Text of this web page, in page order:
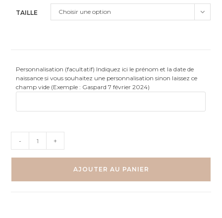
TAILLE Choisir une option
Personnalisation (facultatif) Indiquez ici le prénom et la date de
naissance si vous souhaitez une personnalisation sinon laissez ce
champ vide (Exemple : Gaspard 7 février 2024)
Tableau
- +
AJOUTER AU PANIER